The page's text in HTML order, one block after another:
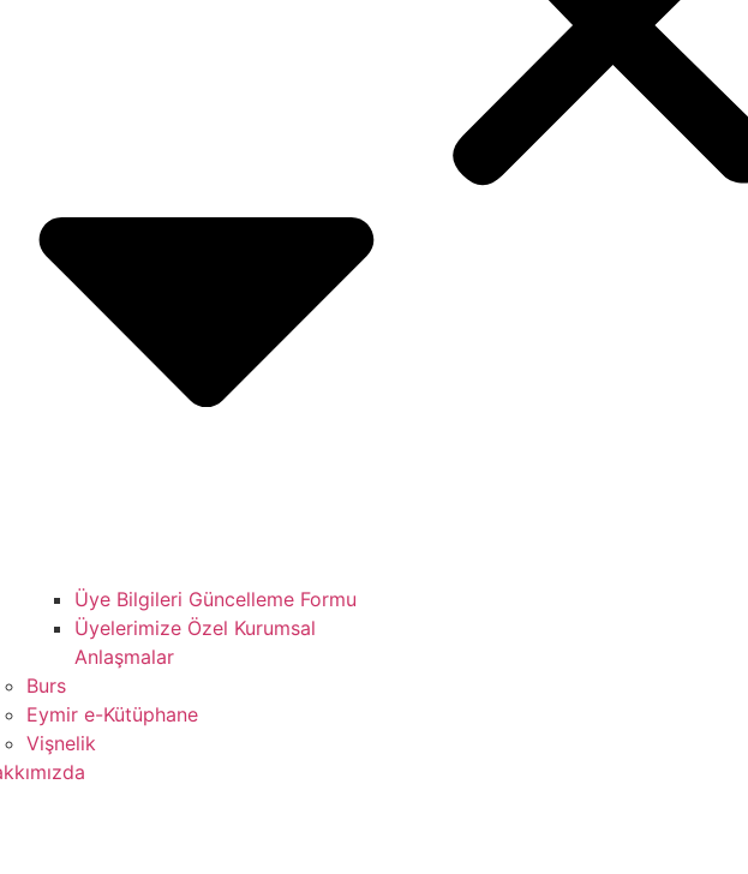
Üye Bilgileri Güncelleme Formu
Üyelerimize Özel Kurumsal
Anlaşmalar
Burs
Eymir e-Kütüphane
Vişnelik